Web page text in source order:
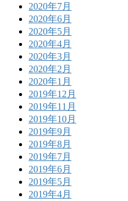
2020年7月
2020年6月
2020年5月
2020年4月
2020年3月
2020年2月
2020年1月
2019年12月
2019年11月
2019年10月
2019年9月
2019年8月
2019年7月
2019年6月
2019年5月
2019年4月